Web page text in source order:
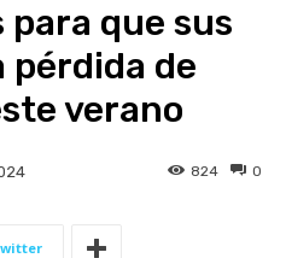
para que sus
pérdida de
verano
0
824